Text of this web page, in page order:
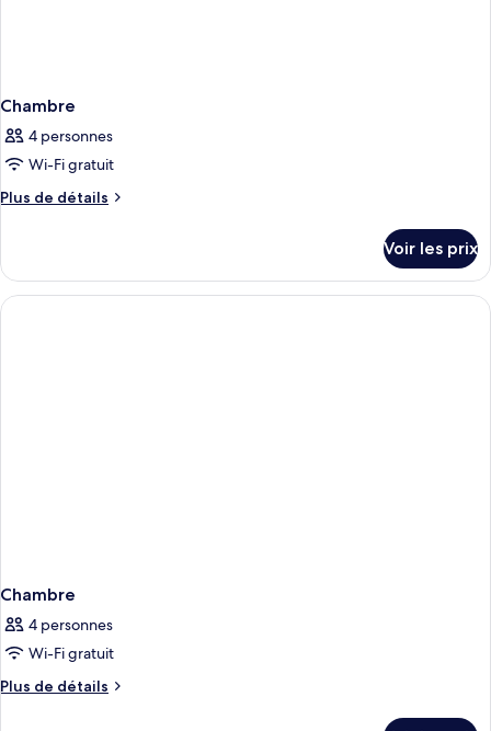
Chambre
4 personnes
Wi-Fi gratuit
Plus de détails
Plus
le
type
de
Voir les prix
Chambre
4 personnes
Wi-Fi gratuit
Plus de détails
Plus